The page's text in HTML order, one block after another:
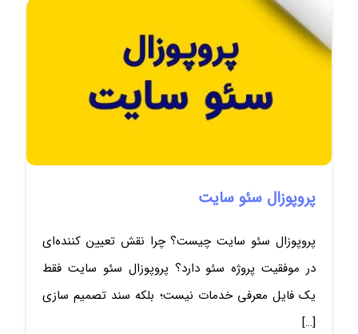
پروپوزال سئو سایت
پروپوزال سئو سایت چیست؟ چرا نقش تعیین کننده‌ای
در موفقیت پروژه سئو دارد؟ پروپوزال سئو سایت فقط
یک فایل معرفی خدمات نیست؛ بلکه سند تصمیم سازی
[…]